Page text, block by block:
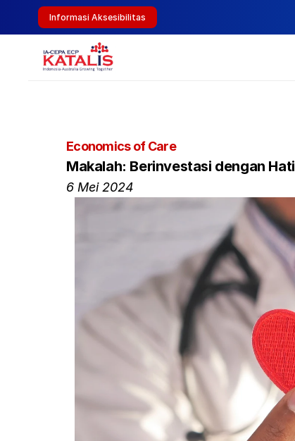
Informasi Aksesibilitas
Economics of Care
Makalah: Berinvestasi dengan Hati
6 Mei 2024